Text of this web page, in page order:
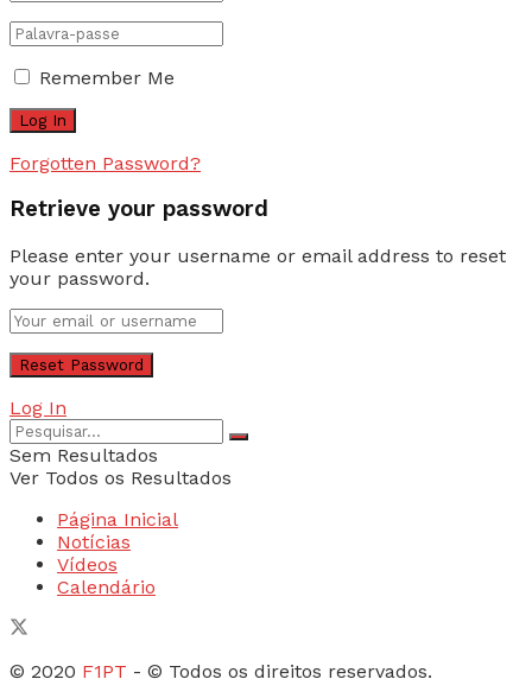
Remember Me
Forgotten Password?
Retrieve your password
Please enter your username or email address to reset
your password.
Log In
Sem Resultados
Ver Todos os Resultados
Página Inicial
Notícias
Vídeos
Calendário
© 2020 F1PT - © Todos os direitos reservados.